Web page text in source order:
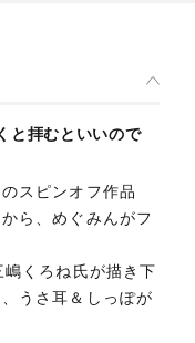
と拝むといいので
スピンオフ作品
ら、めぐみんがフ
くろね氏が描き下
うさ耳＆しっぽが